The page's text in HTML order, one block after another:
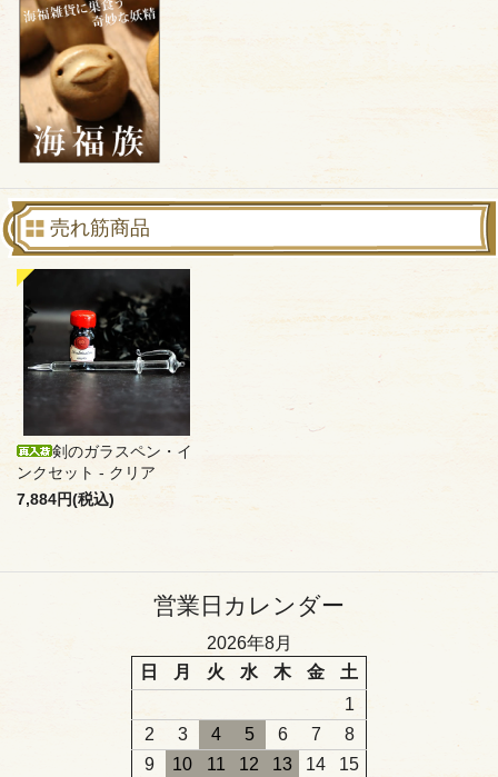
売れ筋商品
剣のガラスペン・イ
ンクセット - クリア
7,884円(税込)
営業日カレンダー
2026年8月
日
月 火 水 木 金
土
1
2
3 4 5 6 7
8
9
10 11 12 13 14
15